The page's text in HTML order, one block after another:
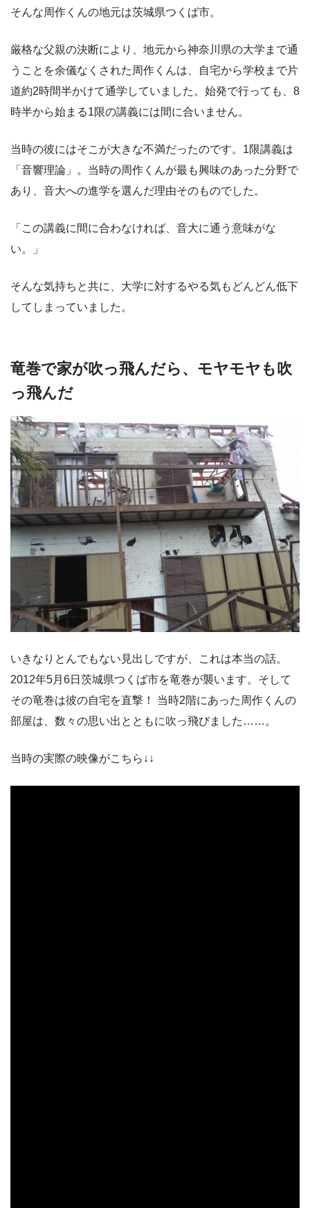
そんな周作くんの地元は茨城県つくば市。
厳格な父親の決断により、地元から神奈川県の大学まで通
うことを余儀なくされた周作くんは、自宅から学校まで片
道約2時間半かけて通学していました。始発で行っても、8
時半から始まる1限の講義には間に合いません。
当時の彼にはそこが大きな不満だったのです。1限講義は
「音響理論」。当時の周作くんが最も興味のあった分野で
あり、音大への進学を選んだ理由そのものでした。
「この講義に間に合わなければ、音大に通う意味がな
い。」
そんな気持ちと共に、大学に対するやる気もどんどん低下
してしまっていました。
竜巻で家が吹っ飛んだら、モヤモヤも吹
っ飛んだ
いきなりとんでもない見出しですが、これは本当の話。
2012年5月6日茨城県つくば市を竜巻が襲います。そして
その竜巻は彼の自宅を直撃！ 当時2階にあった周作くんの
部屋は、数々の思い出とともに吹っ飛びました……。
当時の実際の映像がこちら↓↓